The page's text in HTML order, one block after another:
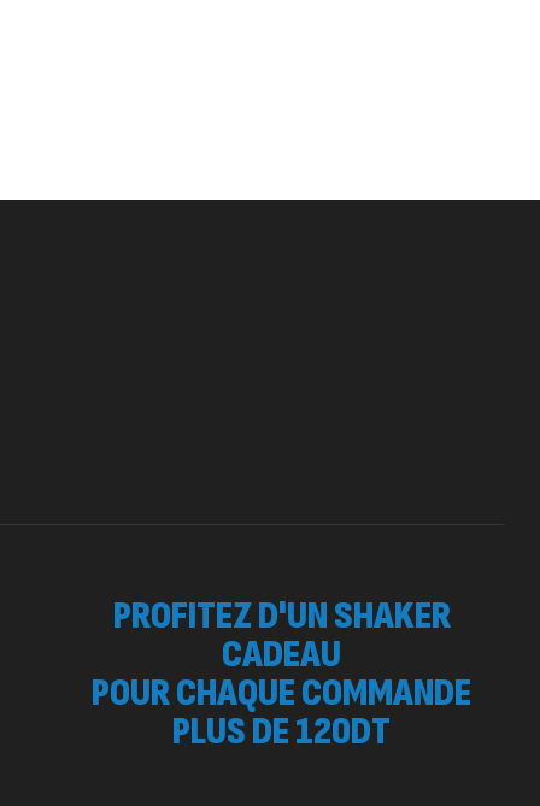
PROFITEZ D'UN SHAKER
CADEAU
POUR CHAQUE COMMANDE
PLUS DE 120DT